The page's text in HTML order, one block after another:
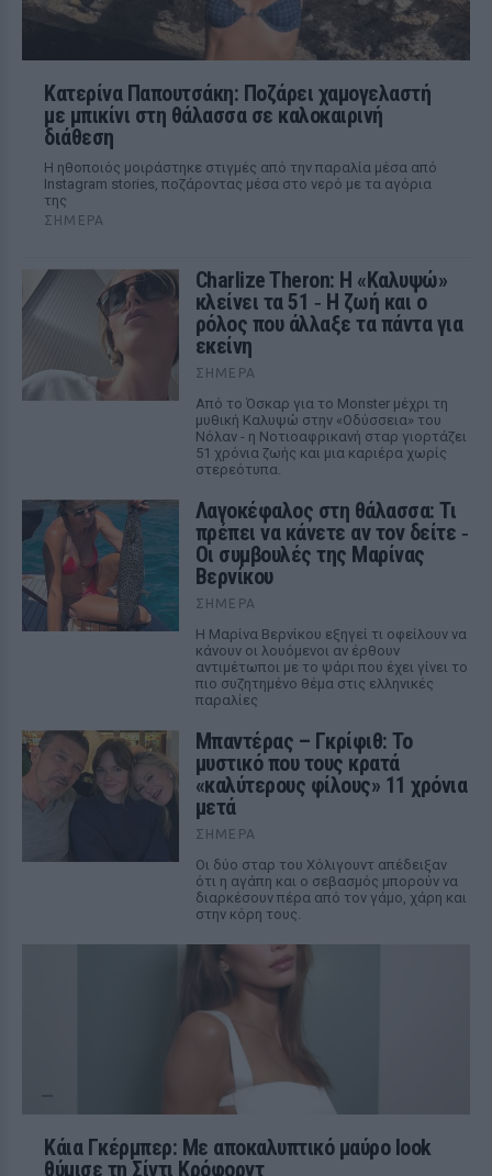
Κατερίνα Παπουτσάκη: Ποζάρει χαμογελαστή
με μπικίνι στη θάλασσα σε καλοκαιρινή
διάθεση
Η ηθοποιός μοιράστηκε στιγμές από την παραλία μέσα από
Instagram stories, ποζάροντας μέσα στο νερό με τα αγόρια
της
ΣΉΜΕΡΑ
Charlize Theron: Η «Καλυψώ»
κλείνει τα 51 ‑ H ζωή και ο
ρόλος που άλλαξε τα πάντα για
εκείνη
ΣΉΜΕΡΑ
Από το Όσκαρ για το Monster μέχρι τη
μυθική Καλυψώ στην «Οδύσσεια» του
Νόλαν - η Νοτιοαφρικανή σταρ γιορτάζει
51 χρόνια ζωής και μια καριέρα χωρίς
στερεότυπα.
Λαγοκέφαλος στη θάλασσα: Τι
πρέπει να κάνετε αν τον δείτε ‑
Οι συμβουλές της Μαρίνας
Βερνίκου
ΣΉΜΕΡΑ
Η Μαρίνα Βερνίκου εξηγεί τι οφείλουν να
κάνουν οι λουόμενοι αν έρθουν
αντιμέτωποι με το ψάρι που έχει γίνει το
πιο συζητημένο θέμα στις ελληνικές
παραλίες
Μπαντέρας – Γκρίφιθ: Το
μυστικό που τους κρατά
«καλύτερους φίλους» 11 χρόνια
μετά
ΣΉΜΕΡΑ
Οι δύο σταρ του Χόλιγουντ απέδειξαν
ότι η αγάπη και ο σεβασμός μπορούν να
διαρκέσουν πέρα από τον γάμο, χάρη και
στην κόρη τους.
Κάια Γκέρμπερ: Με αποκαλυπτικό μαύρο look
θύμισε τη Σίντι Κρόφορντ